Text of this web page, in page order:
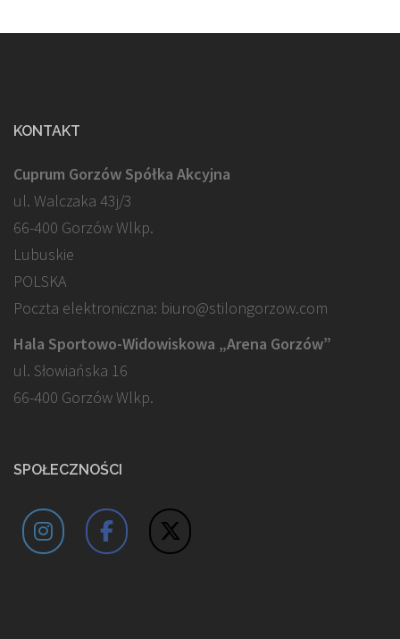
KONTAKT
Cuprum Gorzów Spółka Akcyjna
ul. Walczaka 43j/3
66-400 Gorzów Wlkp.
Lubuskie
POLSKA
Poczta elektroniczna: biuro@stilongorzow.com
Hala Sportowo-Widowiskowa „Arena Gorzów”
ul. Słowiańska 16
66-400 Gorzów Wlkp.
SPOŁECZNOŚCI